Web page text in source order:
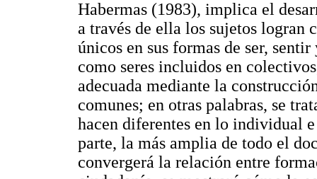
Habermas (1983), implica el
a través de ella los sujetos logran
únicos en sus formas de ser,
como seres incluidos en
adecuada mediante la
comunes; en otras palabras, se
hacen diferentes en lo individual
parte, la más amplia de todo el
convergerá la relación entre